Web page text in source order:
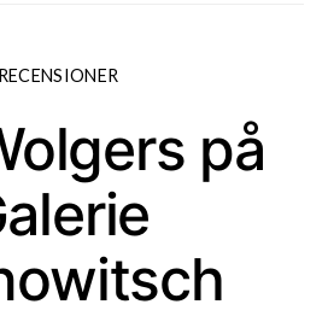
RECENSIONER
på